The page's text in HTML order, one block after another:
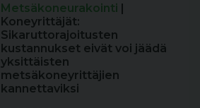
Metsäkoneurakointi |
Koneyrittäjät:
Sikaruttorajoitusten
kustannukset eivät voi jäädä
yksittäisten
metsäkoneyrittäjien
kannettaviksi